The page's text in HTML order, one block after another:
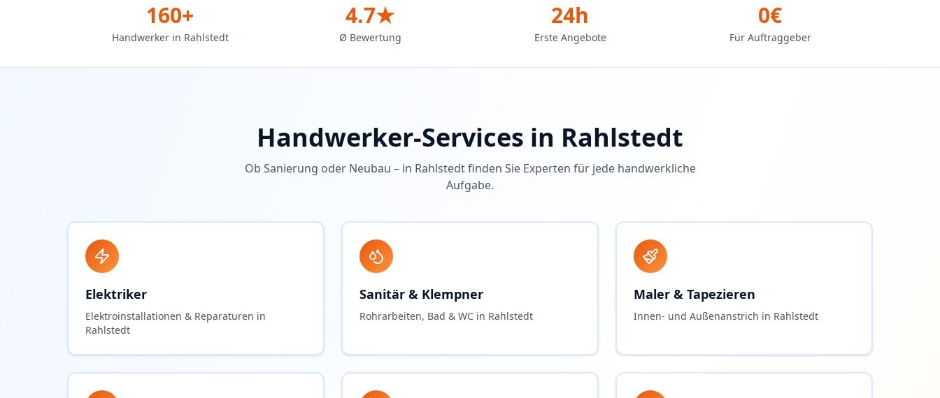
160+
Handwerker in Rahlstedt
4.7★
Ø Bewertung
24h
Erste Angebote
0€
Für Auftraggeber
Handwerker-Services in Rahlstedt
Ob Sanierung oder Neubau – in Rahlstedtfinden Sie Experten für jede handwerkliche
Aufgabe.
Elektriker
Elektroinstallationen & Reparaturen in
Rahlstedt
Sanitär & Klempner
Rohrarbeiten, Bad & WC in Rahlstedt
Maler & Tapezieren
Innen- und Außenanstrich in Rahlstedt